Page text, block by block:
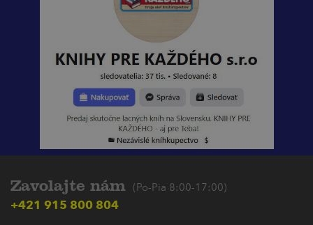
Zavolajte nám (Po-Pia 8:00-17:00)
+421 915 800 804